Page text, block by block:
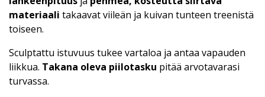
materiaali takaavat viileän ja kuivan tunteen treenistä
toiseen.
Sculptattu istuvuus tukee vartaloa ja antaa vapauden
liikkua. Takana oleva piilotasku pitää arvotavarasi
turvassa.